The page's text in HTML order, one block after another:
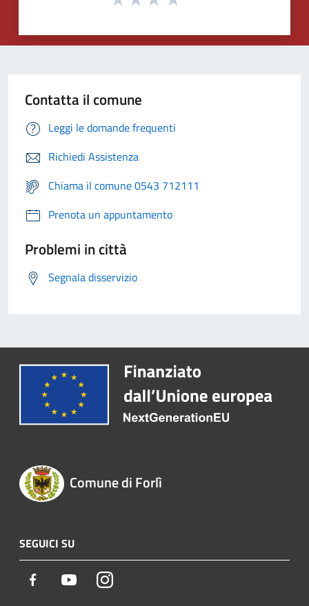
Contatta il comune
Leggi le domande frequenti
Richiedi Assistenza
Chiama il comune 0543 712111
Prenota un appuntamento
Problemi in città
Segnala disservizio
Comune di Forlì
SEGUICI SU
Facebook YoutubeInstagram